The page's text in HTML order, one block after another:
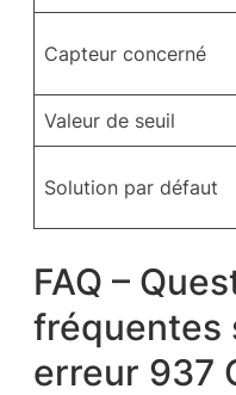
Capteur concerné
Valeur de seuil
Solution par défaut
FAQ –
fréquentes
erreur 937